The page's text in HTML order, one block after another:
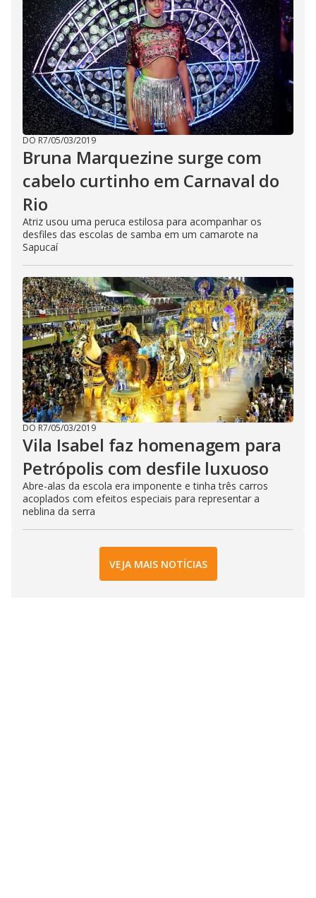
DO R7/05/03/2019
Bruna Marquezine surge com
cabelo curtinho em Carnaval do
Rio
Atriz usou uma peruca estilosa para acompanhar os
desfiles das escolas de samba em um camarote na
Sapucaí
DO R7/05/03/2019
Vila Isabel faz homenagem para
Petrópolis com desfile luxuoso
Abre-alas da escola era imponente e tinha três carros
acoplados com efeitos especiais para representar a
neblina da serra
VEJA MAIS NOTÍCIAS